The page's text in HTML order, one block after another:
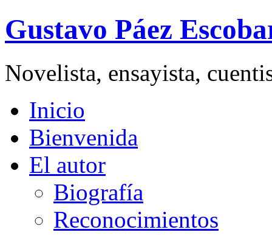
Gustavo Páez
Novelista, ensayista,
Inicio
Bienvenida
El autor
Biografía
Reconocimientos